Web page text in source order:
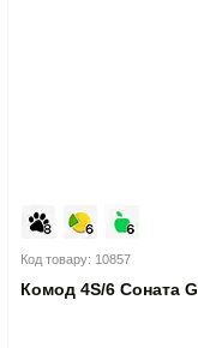
Код товару: 10857
Комод 4S/6 Соната